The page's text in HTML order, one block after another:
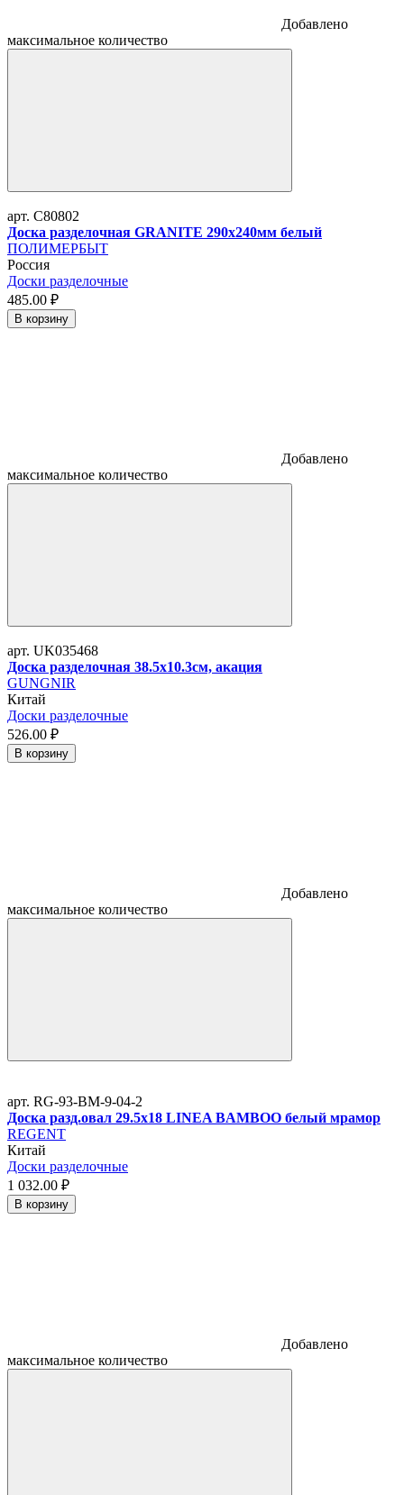
Добавлено
максимальное количество
арт. C80802
Доска разделочная GRANITE 290х240мм белый
ПОЛИМЕРБЫТ
Россия
Доски разделочные
485.00 ₽
В корзину
Добавлено
максимальное количество
арт. UK035468
Доска разделочная 38.5х10.3см, акация
GUNGNIR
Китай
Доски разделочные
526.00 ₽
В корзину
Добавлено
максимальное количество
арт. RG-93-BM-9-04-2
Доска разд.овал 29.5х18 LINEA BAMBOO белый мрамор
REGENT
Китай
Доски разделочные
1 032.00 ₽
В корзину
Добавлено
максимальное количество